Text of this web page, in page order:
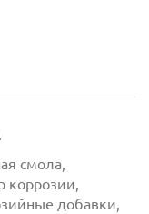
смола,
коррозии,
добавки,